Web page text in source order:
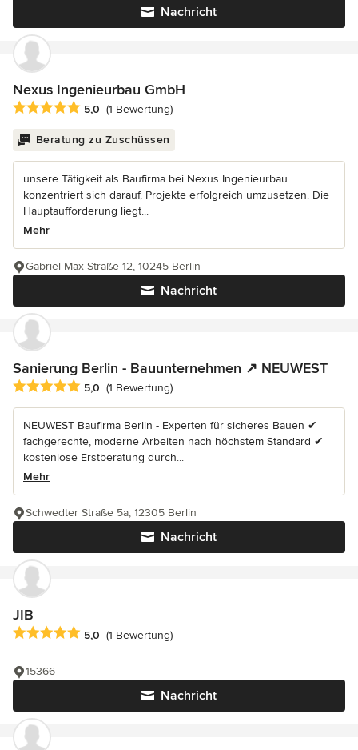
Nachricht
Nexus Ingenieurbau GmbH
Durchschnittliche Bewertung: 5 von 5 Sternen
5,0 (1 Bewertung)
Beratung zu Zuschüssen
unsere Tätigkeit als Baufirma bei Nexus Ingenieurbau
konzentriert sich darauf, Projekte erfolgreich umzusetzen. Die
Hauptaufforderung liegt...
Mehr
Nachricht
Gabriel-Max-Straße 12, 10245 Berlin
Sanierung Berlin - Bauunternehmen ↗️ NEUWEST
Durchschnittliche Bewertung: 5 von 5 Sternen
5,0 (1 Bewertung)
NEUWEST Baufirma Berlin - Experten für sicheres Bauen ✔
fachgerechte, moderne Arbeiten nach höchstem Standard ✔
kostenlose Erstberatung durch...
Mehr
Nachricht
Schwedter Straße 5a, 12305 Berlin
JIB
Durchschnittliche Bewertung: 5 von 5 Sternen
5,0 (1 Bewertung)
Nachricht
15366